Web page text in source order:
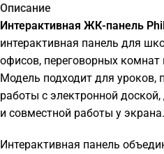
Описание
Интерактивная ЖК-панель
интерактивная панель для
офисов, переговорных комнат
Модель подходит для уроков,
работы с электронной
и совместной работы у экрана.
Интерактивная панель